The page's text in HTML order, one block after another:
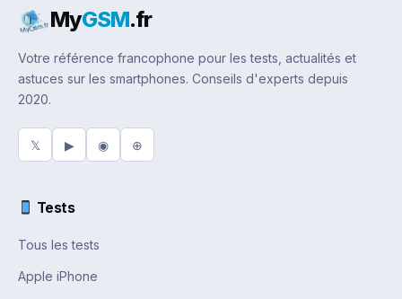
MyGSM.fr
Votre référence francophone pour les tests, actualités et
astuces sur les smartphones. Conseils d'experts depuis
2020.
𝕏 ▶ ◉ ⊕
Tests
Tous les tests
Apple iPhone